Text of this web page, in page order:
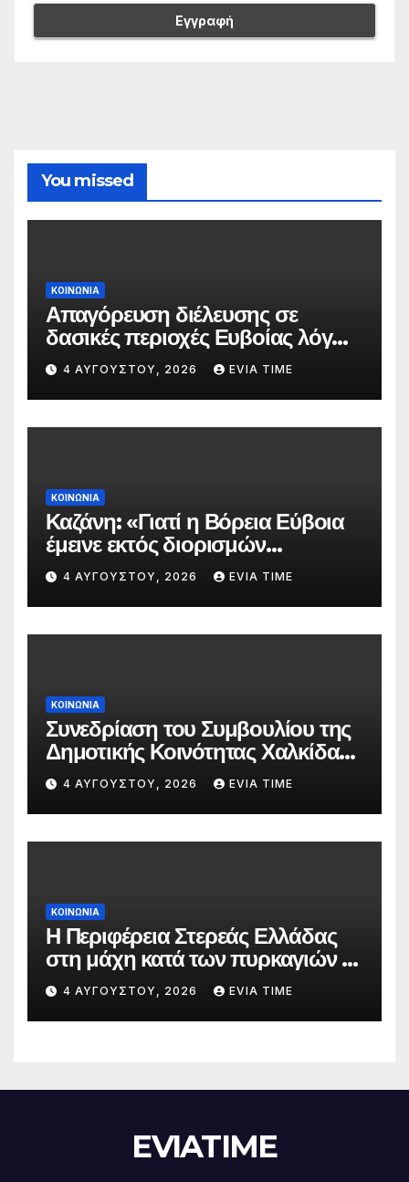
You missed
ΚΟΙΝΩΝΙΑ
Απαγόρευση διέλευσης σε
δασικές περιοχές Ευβοίας λόγω
πολύ υψηλού κινδύνου
πυρκαγιάς
4 ΑΥΓΟΎΣΤΟΥ, 2026 EVIA TIME
ΚΟΙΝΩΝΙΑ
Καζάνη: «Γιατί η Βόρεια Εύβοια
έμεινε εκτός διορισμών
δασκάλων;»
4 ΑΥΓΟΎΣΤΟΥ, 2026 EVIA TIME
ΚΟΙΝΩΝΙΑ
Συνεδρίαση του Συμβουλίου της
Δημοτικής Κοινότητας Χαλκίδας
την 5 Αυγούστου
4 ΑΥΓΟΎΣΤΟΥ, 2026 EVIA TIME
ΚΟΙΝΩΝΙΑ
Η Περιφέρεια Στερεάς Ελλάδας
στη μάχη κατά των πυρκαγιών –
Δράσεις και στήριξη σε πέντε
περιφερειακές ενότητες
4 ΑΥΓΟΎΣΤΟΥ, 2026 EVIA TIME
EVIATIME